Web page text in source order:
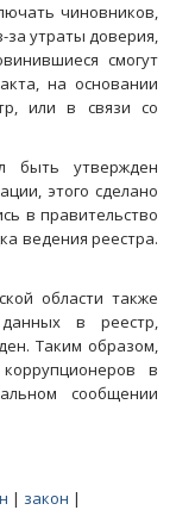
чиновников,
за утраты доверия,
смогут
на основании
или в связи со
быть утвержден
этого сделано
в правительство
ведения реестра.
области также
в реестр,
Таким образом,
в
сообщении
| закон |